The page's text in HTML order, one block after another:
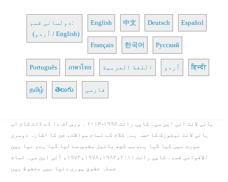
دولسانی قسم:
(اُردو / English)
English 中文 Deutsch Español
Français 한국어 Русский
Português ภาษาไทย اللغة العربية اُردو हिन्दी
தமிழ் తెలుగు فارسی
ہائی لائٹ آئی این سی۔ کاپی رائٹ ۱۹۹۸-۲۰۱۳ ۔ ورس آف دا ڈے ڈاٹ کام اب
ہائی لائٹ نیٹورک کا حصہ ہے۔ کلام کے تمام سوالات، جن کا اشارہ دوسری
صورت میں کیا گیا ہے، سب کچھ بائبل مقدس سے لیا گیا ہے، نیا بین
الاقوامی قسم۔ کاپی رائٹ ۱۹۷۳،۱۹۷۸،۱۹۸۴،۲۰۱۱، آئی این سی۔ تمام
جملہ حقوق پوری دنیا میں محفوظ ہیں